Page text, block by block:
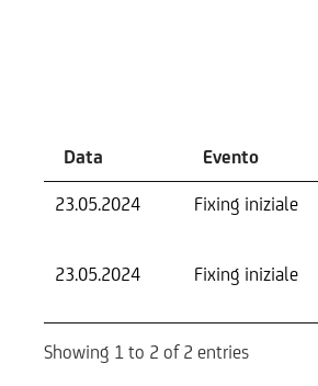
Data Evento
23.05.2024 Fixing iniziale
23.05.2024
Fixing iniziale
Showing 1 to 2 of 2 entries